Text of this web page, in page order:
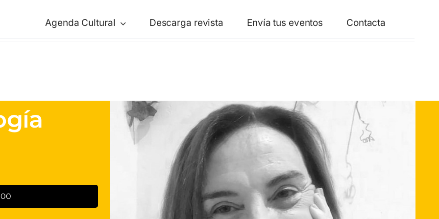
Agenda Cultural Descarga revista Envía tus eventos Contacta